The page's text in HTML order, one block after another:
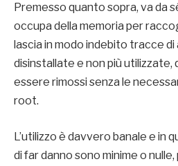
Premesso quanto sopra, va da
occupa della memoria per
lascia in modo indebito tracce di
disinstallate e non più utilizzate,
essere rimossi senza le
root.
L’utilizzo è davvero banale e in
di far danno sono minime o